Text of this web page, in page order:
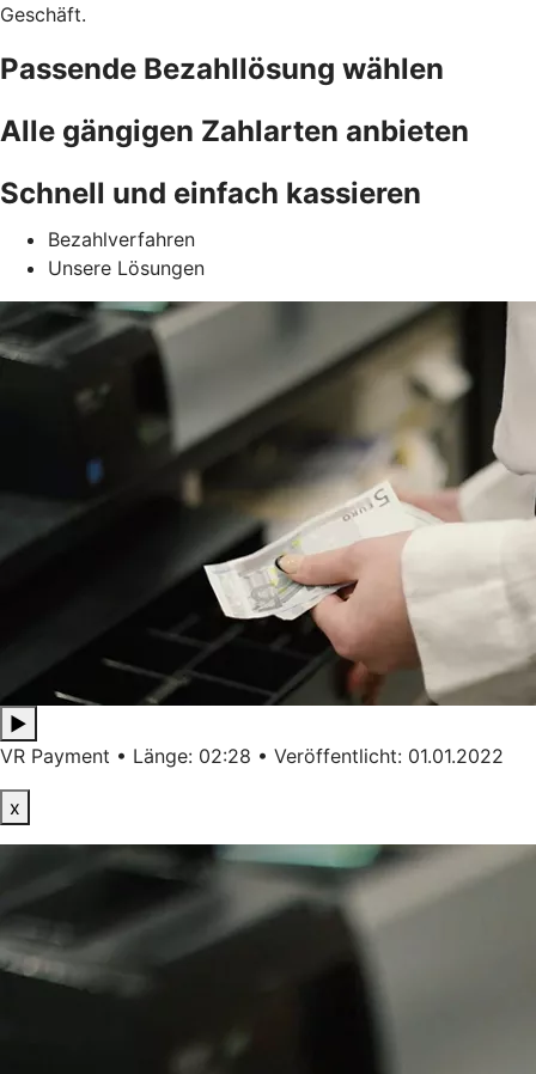
Geschäft.
Passende Bezahllösung wählen
Alle gängigen Zahlarten anbieten
Schnell und einfach kassieren
Bezahlverfahren
Unsere Lösungen
▶
VR Payment • Länge: 02:28 • Veröffentlicht: 01.01.2022
x